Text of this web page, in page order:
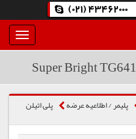
(021) 43462000
بار
و
پلیمر / اطلاعیه عرضه پلی اتیلن